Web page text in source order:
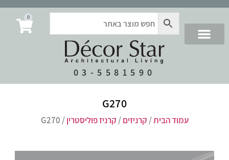
03-5581590
0
G270
עמוד הבית/ קרניזים/ קרניז פוליסטרין/ G270